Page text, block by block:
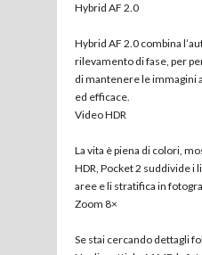
Hybrid AF 2.0
Hybrid AF 2.0 combina
rilevamento di fase, per
di mantenere le immagini
ed efficace.
Video HDR
La vita è piena di colori,
HDR, Pocket 2 suddivide i
aree e li stratifica in
Zoom 8×
Se stai cercando dettagli